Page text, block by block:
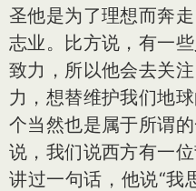
圣他是为了理想而奔
志业。比方说，有一
致力，所以他会去关
力，想替维护我们地
个当然也是属于所谓
说，我们说西方有一
讲过一句话，他说“我